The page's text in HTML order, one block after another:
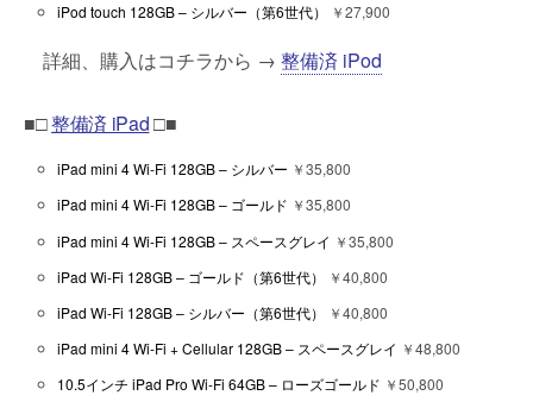
iPod touch 128GB – シルバー（第6世代）
￥27,900
詳細、購入はコチラから → 整備済 iPod
■□整備済 iPad□■
iPad mini 4 Wi-Fi 128GB – シルバー ￥35,800
iPad mini 4 Wi-Fi 128GB – ゴールド ￥35,800
iPad mini 4 Wi-Fi 128GB – スペースグレイ ￥35,800
iPad Wi-Fi 128GB – ゴールド（第6世代）
￥40,800
iPad Wi-Fi 128GB – シルバー（第6世代）
￥40,800
iPad mini 4 Wi-Fi + Cellular 128GB – スペースグレイ ￥48,800
10.5インチ iPad Pro Wi-Fi 64GB – ローズゴールド ￥50,800